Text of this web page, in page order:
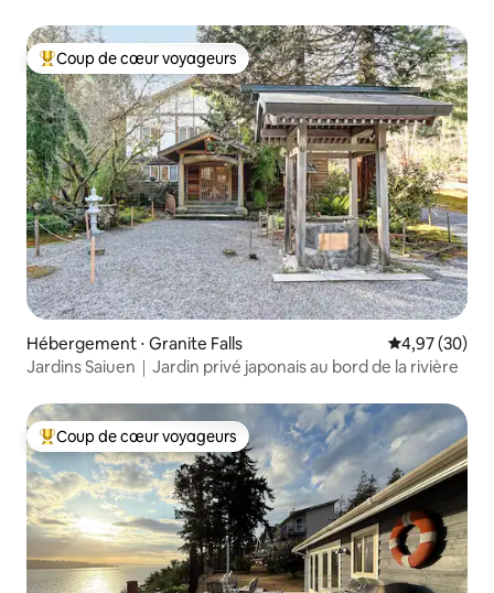
Coups de cœur voyageurs les plus appréciés
Coup de cœur voyageurs
Hébergement ⋅ Granite Falls Évaluation
4,97 (30)
Jardins Saiuen｜Jardin privé japonais au bord de la rivière
Coups de cœur voyageurs les plus appréciés
Coup de cœur voyageurs